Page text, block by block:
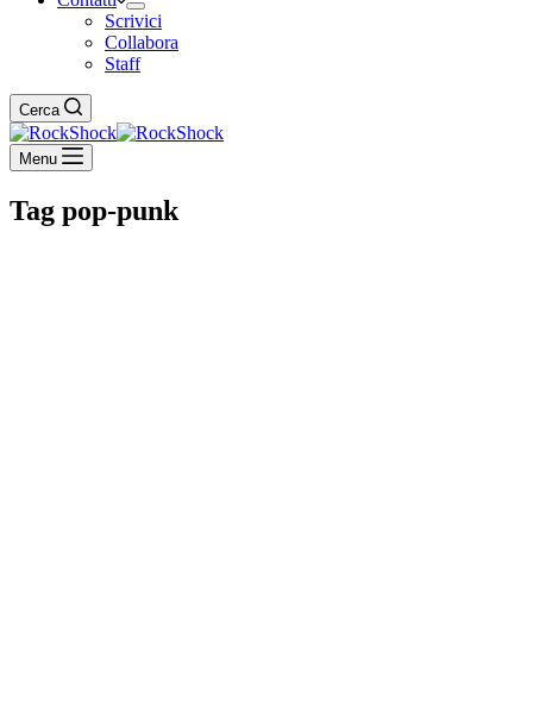
Scrivici
Collabora
Staff
Cerca
Menu
Tag pop-punk